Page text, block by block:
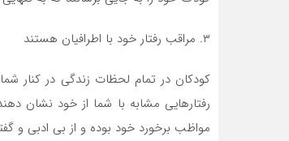
۳. مراقب رفتار خود با اطرافیان هستند
کودکان در تمام لحظات زندگی در کنار
رفتار‌هایی مشابه با شما از خود نشان
مواظب برخورد خود بوده و از بی ادبی و